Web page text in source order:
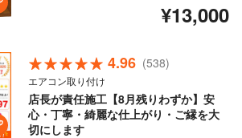
¥13,000
4.96 (538)
エアコン取り付け
店長が責任施工【8月残りわずか】安
心・丁寧・綺麗な仕上がり・ご縁を大
切にします